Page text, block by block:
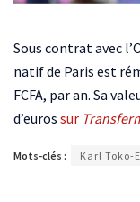
Sous contrat avec
natif de Paris est
FCFA, par an. Sa
d’euros sur
Mots-clés : Karl Toko-